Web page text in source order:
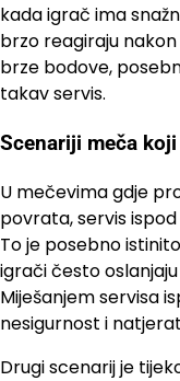
kada igrač ima
brzo reagiraju
brze bodove,
takav servis.
Scenariji meča
U mečevima gdje
povrata, servis
To je posebno
igrači često
Miješanjem servisa
nesigurnost i
Drugi scenarij je